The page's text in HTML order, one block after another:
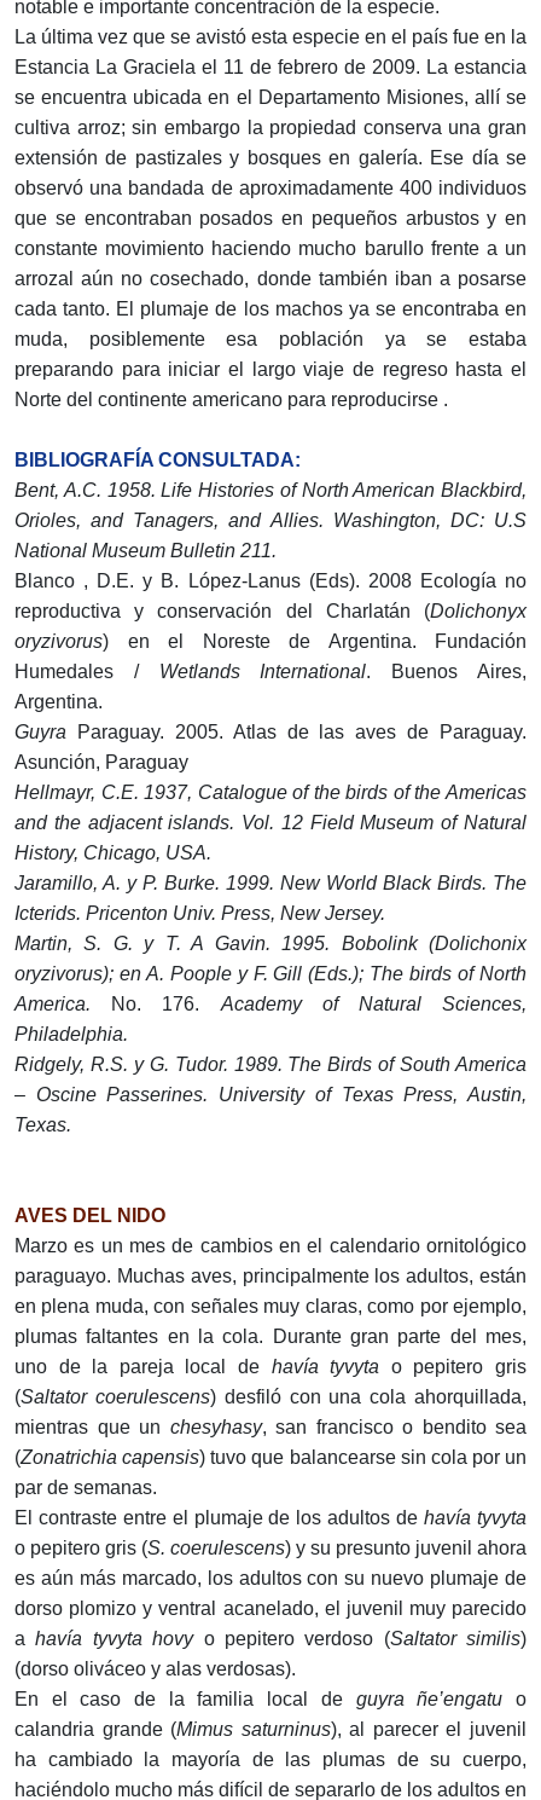
notable e importante concentración de la especie.
La última vez que se avistó esta especie en el país fue en la
Estancia La Graciela el 11 de febrero de 2009. La estancia
se encuentra ubicada en el Departamento Misiones, allí se
cultiva arroz; sin embargo la propiedad conserva una gran
extensión de pastizales y bosques en galería. Ese día se
observó una bandada de aproximadamente 400 individuos
que se encontraban posados en pequeños arbustos y en
constante movimiento haciendo mucho barullo frente a un
arrozal aún no cosechado, donde también iban a posarse
cada tanto. El plumaje de los machos ya se encontraba en
muda, posiblemente esa población ya se estaba
preparando para iniciar el largo viaje de regreso hasta el
Norte del continente americano para reproducirse .
BIBLIOGRAFÍA CONSULTADA:
Bent, A.C. 1958. Life Histories of North American Blackbird,
Orioles, and Tanagers, and Allies. Washington, DC: U.S
National Museum Bulletin 211.
Blanco , D.E. y B. López-Lanus (Eds). 2008 Ecología no
reproductiva y conservación del Charlatán (Dolichonyx
oryzivorus) en el Noreste de Argentina. Fundación
Humedales / Wetlands International. Buenos Aires,
Argentina.
Guyra
Paraguay. 2005. Atlas de las aves de Paraguay.
Asunción, Paraguay
Hellmayr, C.E. 1937, Catalogue of the birds of the Americas
and the adjacent islands. Vol. 12 Field Museum of Natural
History, Chicago, USA.
Jaramillo, A. y P. Burke. 1999. New World Black Birds. The
Icterids. Pricenton Univ. Press, New Jersey.
Martin, S. G. y T. A Gavin. 1995. Bobolink (Dolichonix
oryzivorus); en A. Poople y F. Gill (Eds.); The birds of North
America.
No. 176. Academy of Natural Sciences,
Philadelphia.
Ridgely, R.S. y G. Tudor. 1989. The Birds of South America
– Oscine Passerines. University of Texas Press, Austin,
Texas.
AVES DEL NIDO
Marzo es un mes de cambios en el calendario ornitológico
paraguayo. Muchas aves, principalmente los adultos, están
en plena muda, con señales muy claras, como por ejemplo,
plumas faltantes en la cola. Durante gran parte del mes,
uno de la pareja local de havía tyvyta o pepitero gris
(Saltator coerulescens) desfiló con una cola ahorquillada,
mientras que un chesyhasy, san francisco o bendito sea
(Zonatrichia capensis) tuvo que balancearse sin cola por un
par de semanas.
El contraste entre el plumaje de los adultos dehavía tyvyta
o pepitero gris (S. coerulescens) y su presunto juvenil ahora
es aún más marcado, los adultos con su nuevo plumaje de
dorso plomizo y ventral acanelado, el juvenil muy parecido
ahavía tyvyta hovy o pepitero verdoso (Saltator similis)
(dorso oliváceo y alas verdosas).
En el caso de la familia local de guyra ñe’engatuo
calandria grande (Mimus saturninus), al parecer el juvenil
ha cambiado la mayoría de las plumas de su cuerpo,
haciéndolo mucho más difícil de separarlo de los adultos en